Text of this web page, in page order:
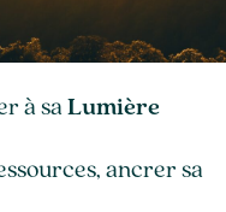
à sa Lumière
ancrer sa